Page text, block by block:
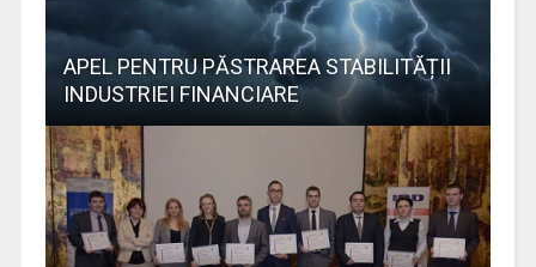
APEL PENTRU PĂSTRAREA STABILITĂȚII
INDUSTRIEI FINANCIARE